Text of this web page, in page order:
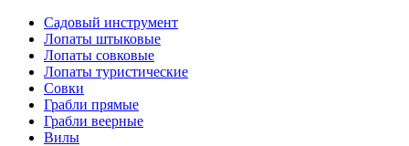
Садовый инструмент
Лопаты штыковые
Лопаты совковые
Лопаты туристические
Совки
Грабли прямые
Грабли веерные
Вилы